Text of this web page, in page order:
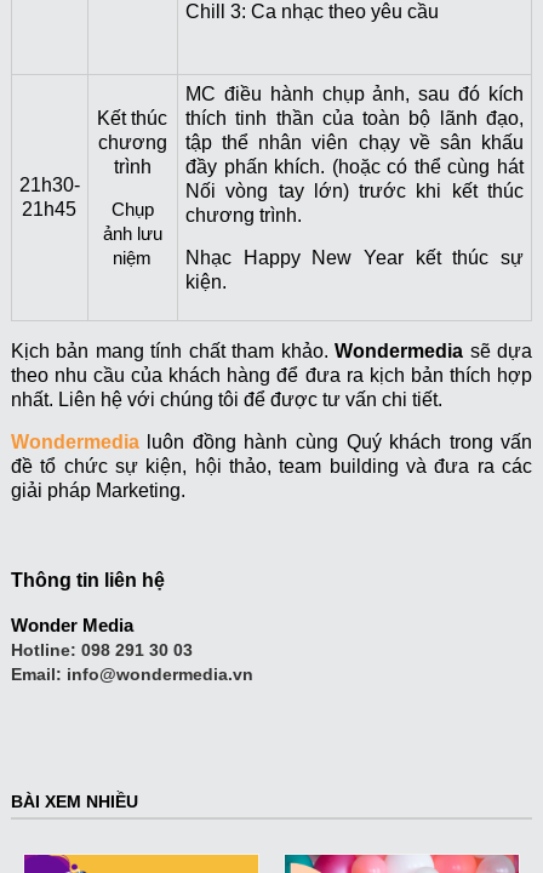
Chill 3: Ca nhạc theo yêu cầu
21h30-
21h45
Kết thúc
chương
trình
Chụp
ảnh lưu
niệm
MC điều hành chụp ảnh, sau đó kích
thích tinh thần của toàn bộ lãnh đạo,
tập thể nhân viên chạy về sân khấu
đầy phấn khích. (hoặc có thể cùng hát
Nối vòng tay lớn) trước khi kết thúc
chương trình.
Nhạc Happy New Year kết thúc sự
kiện.
Kịch bản mang tính chất tham khảo.Wondermedia sẽ dựa
theo nhu cầu của khách hàng để đưa ra kịch bản thích hợp
nhất. Liên hệ với chúng tôi để được tư vấn chi tiết.
Wondermedialuôn đồng hành cùng Quý khách trong vấn
đề tổ chức sự kiện, hội thảo, team building và đưa ra các
giải pháp Marketing.
Thông tin liên hệ
Wonder Media
Hotline: 098 291 30 03
Email: info@wondermedia.vn
BÀI XEM NHIỀU